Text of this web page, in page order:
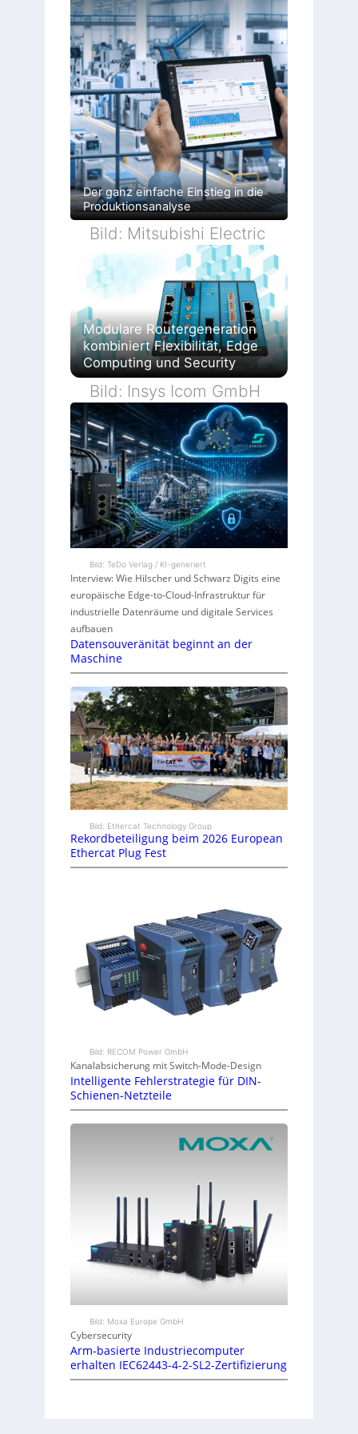
Der ganz einfache Einstieg in die
Produktionsanalyse
Bild: Mitsubishi Electric
Modulare Routergeneration
kombiniert Flexibilität, Edge
Computing und Security
Bild: Insys Icom GmbH
Bild: TeDo Verlag / KI-generiert
Interview: Wie Hilscher und Schwarz Digits eine
europäische Edge-to-Cloud-Infrastruktur für
industrielle Datenräume und digitale Services
aufbauen
Datensouveränität beginnt an der
Maschine
Bild: Ethercat Technology Group
Rekordbeteiligung beim 2026 European
Ethercat Plug Fest
Bild: RECOM Power GmbH
Kanalabsicherung mit Switch-Mode-Design
Intelligente Fehlerstrategie für DIN-
Schienen-Netzteile
Bild: Moxa Europe GmbH
Cybersecurity
Arm-basierte Industriecomputer
erhalten IEC62443-4-2-SL2-Zertifizierung